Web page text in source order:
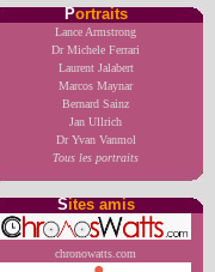
Portraits
Lance Armstrong
Dr Michele Ferrari
Laurent Jalabert
Marcos Maynar
Bernard Sainz
Jan Ullrich
Dr Yvan Vanmol
Tous les portraits
Sites amis
chronowatts.com